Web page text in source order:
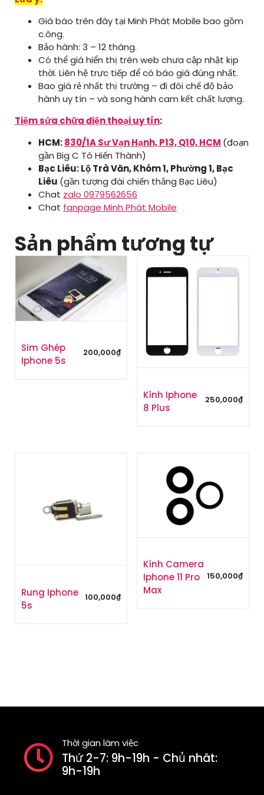
Giá báo trên đây tại Minh Phát Mobile bao gồm
c.ông.
Bảo hành: 3 – 12 tháng.
Có thể giá hiển thị trên web chưa cập nhật kịp
thời. Liên hệ trực tiếp để có báo giá đúng nhất.
Bao giá rẻ nhất thị trường – đi đôi chế độ bảo
hành uy tín – và song hành cam kết chất lượng.
Tiệm sửa chữa điện thoại uy tín:
HCM:830/1A Sư Vạn Hạnh, P13, Q10, HCM (đoạn
gần Big C Tô Hiến Thành)
Bạc Liêu: Lộ Trà Văn, Khóm 1, Phường 1, Bạc
Liêu (gần tượng đài chiến thắng Bạc Liêu)
Chat zalo 0979562656
Chat fanpage Minh Phát Mobile
Sản phẩm tương tự
Sim Ghép
Iphone 5s
200,000₫
Kính Iphone
8 Plus
250,000₫
Rung Iphone
5s
100,000₫
Kính Camera
Iphone 11 Pro
Max
150,000₫
Thời gian làm việc
Thứ 2-7: 9h-19h - Chủ nhât:
9h-19h